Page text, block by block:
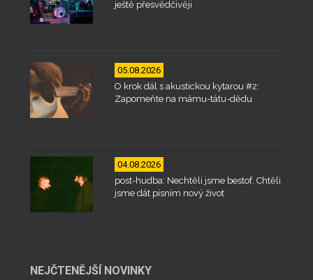
ještě přesvědčivěji
05.08.2026
O krok dál s akustickou kytarou #2:
Zapomeňte na mámu-tátu-dědu
04.08.2026
post-hudba: Nechtěli jsme bestof. Chtěli
jsme dát písním nový život
NEJČTENĚJŠÍ NOVINKY